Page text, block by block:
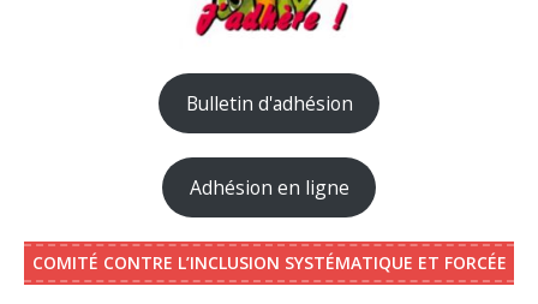
Bulletin d'adhésion
Adhésion en ligne
COMITÉ CONTRE L’INCLUSION SYSTÉMATIQUE ET FORCÉE